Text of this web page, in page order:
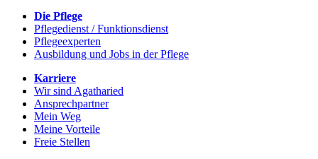
Die Pflege
Pflegedienst / Funktionsdienst
Pflegeexperten
Ausbildung und Jobs in der Pflege
Karriere
Wir sind Agatharied
Ansprechpartner
Mein Weg
Meine Vorteile
Freie Stellen